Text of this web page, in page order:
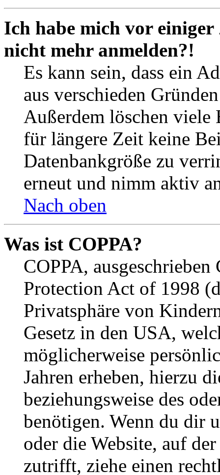
Ich habe mich vor
nicht mehr anmelden?!
Es kann sein, dass ein
aus verschieden
Außerdem löschen viele
für längere Zeit keine
Datenbankgröße zu
erneut und nimm aktiv
Nach oben
Was ist COPPA?
COPPA,
Protection Act of 1998
Privatsphäre von
Gesetz in den USA,
möglicherweise
Jahren erheben, hierzu
beziehungsweise des
benötigen. Wenn du dir
oder die Website, auf
zutrifft, ziehe einen